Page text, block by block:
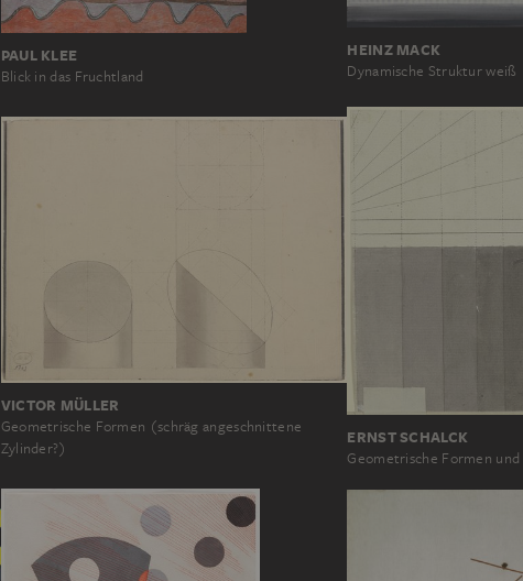
PAUL KLEE
Blick in das Fruchtland
HEINZ MACK
Dynamische Struktur weiß
VICTOR MÜLLER
Geometrische Formen (schräg angeschnittene
Zylinder?)
ERNST SCHALCK
Geometrische Formen